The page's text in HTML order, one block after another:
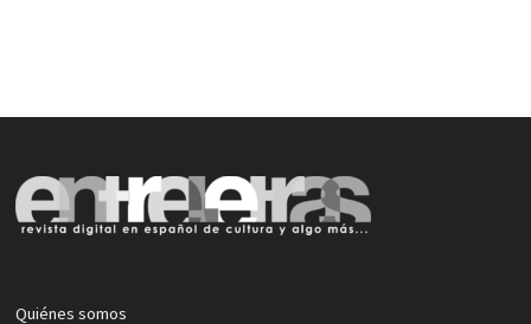
Quiénes somos